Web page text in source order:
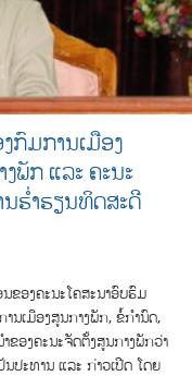
ກົມການເມືອງ
ພັກ ແລະ ຄະນະ
ຮ່ຳຮຽນທິດສະດີ
ອງຄະນະໂຄສະນາອົບຮົມ
ນເມືອງສູນກາງພັກ, ຂໍ້ກຳນົດ,
ຂອງຄະນະຈັດຕັ້ງສູນກາງພັກວ່າ
ປະທານ ແລະ ກ່າວເປີດ ໂດຍ